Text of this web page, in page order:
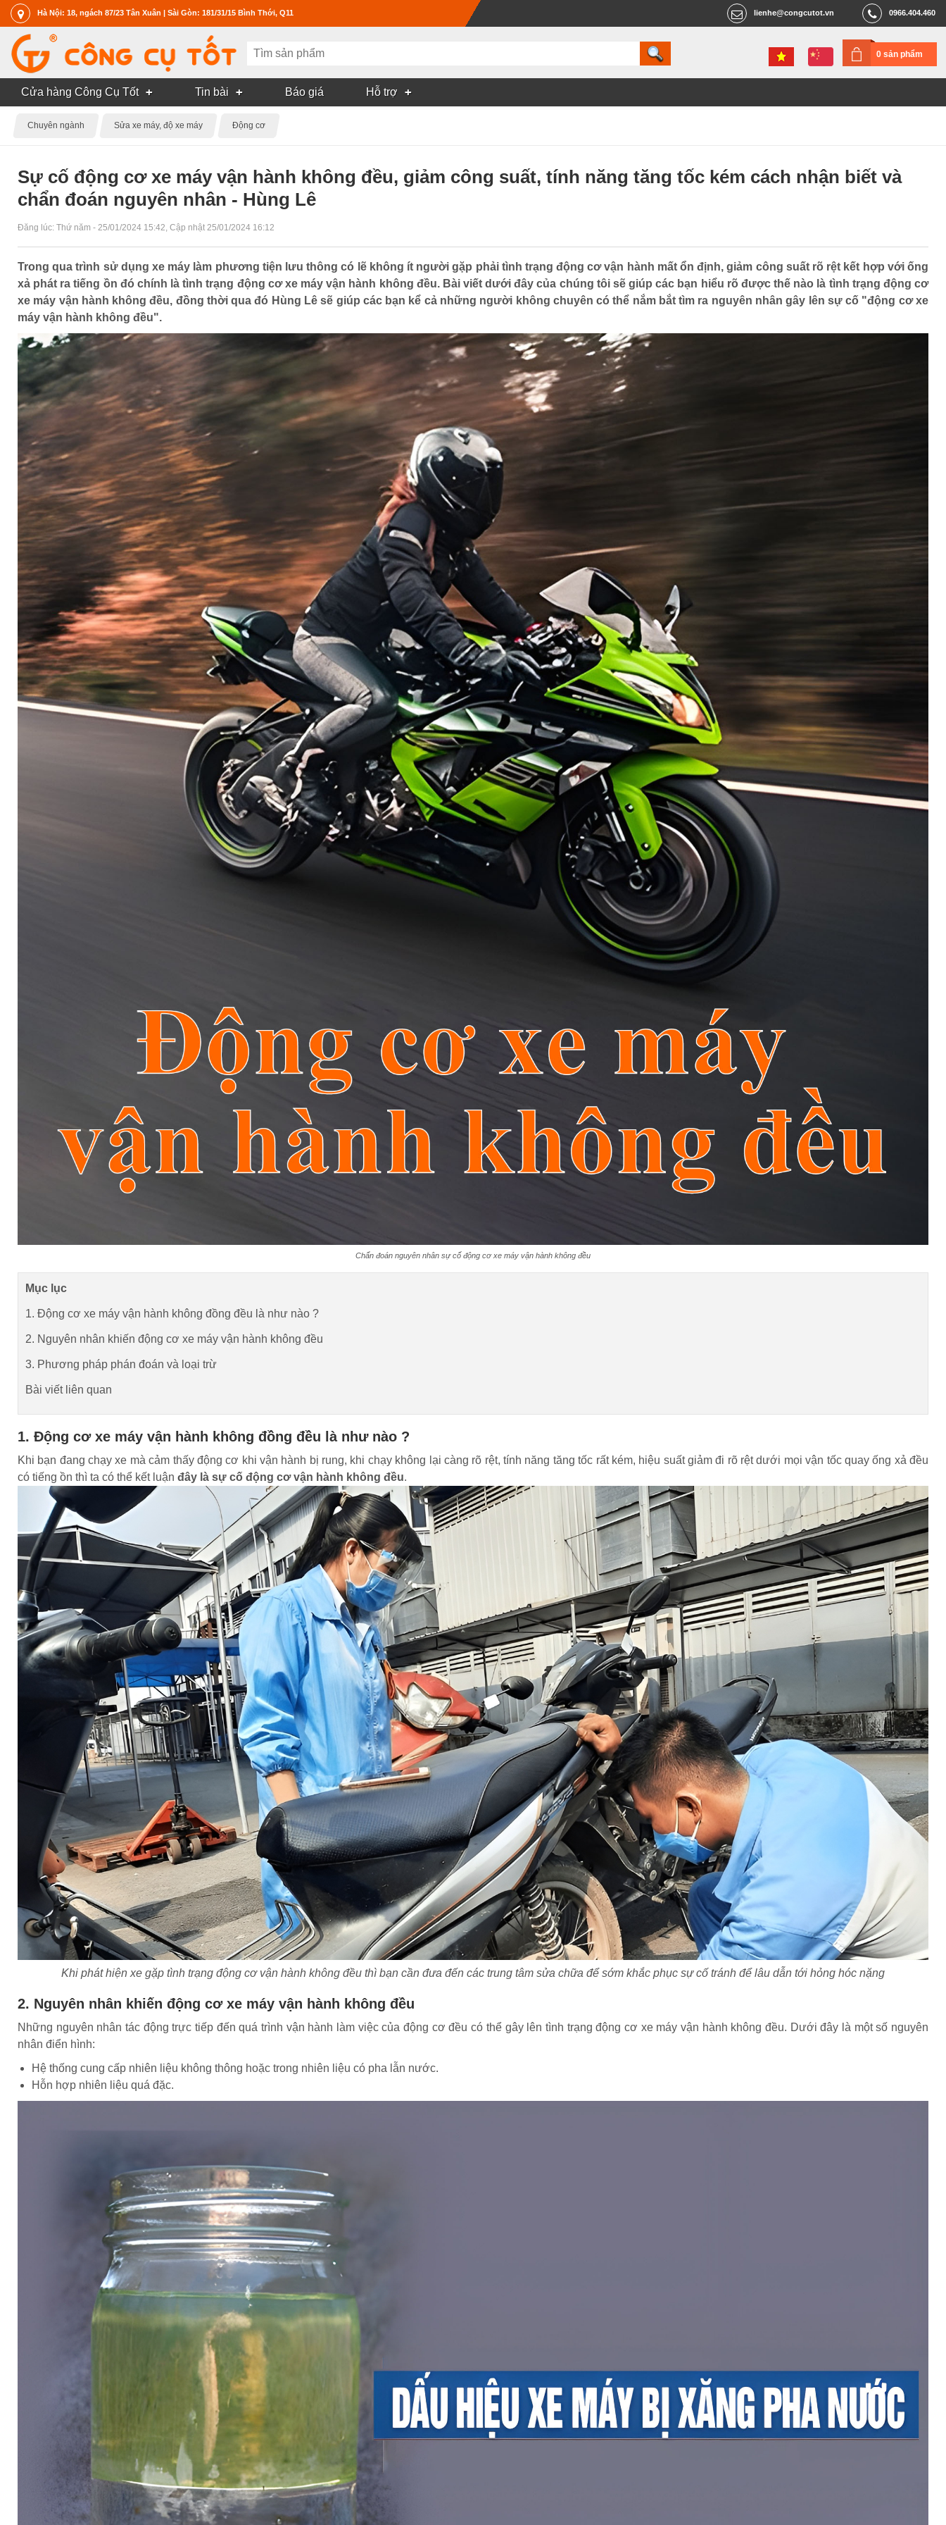
Hà Nội: 18, ngách 87/23 Tân Xuân | Sài Gòn: 181/31/15 Bình Thới, Q11 0966.404.460
lienhe@congcutot.vn
0 sản phẩm
Cửa hàng Công Cụ Tốt Tin bài Báo giá Hỗ trợ
Chuyên ngành Sửa xe máy, độ xe máy Động cơ
Sự cố động cơ xe máy vận hành không đều, giảm công suất, tính năng tăng tốc kém cách nhận biết và
chẩn đoán nguyên nhân - Hùng Lê
Đăng lúc: Thứ năm - 25/01/2024 15:42 , Cập nhật 25/01/2024 16:12
Trong qua trình sử dụng xe máy làm phương tiện lưu thông có lẽ không ít người gặp phải tình trạng động cơ vận hành mất ổn định, giảm công suất rõ rệt kết hợp với ống
xả phát ra tiếng ồn đó chính là tình trạng động cơ xe máy vận hành không đều. Bài viết dưới đây của chúng tôi sẽ giúp các bạn hiểu rõ được thế nào là tình trạng động cơ
xe máy vận hành không đều, đồng thời qua đó Hùng Lê sẽ giúp các bạn kể cả những người không chuyên có thể nắm bắt tìm ra nguyên nhân gây lên sự cố "động cơ xe
máy vận hành không đều".
Chẩn đoán nguyên nhân sự cố động cơ xe máy vận hành không đều
Mục lục
1. Động cơ xe máy vận hành không đồng đều là như nào ?
2. Nguyên nhân khiến động cơ xe máy vận hành không đều
3. Phương pháp phán đoán và loại trừ
Bài viết liên quan
1. Động cơ xe máy vận hành không đồng đều là như nào ?
Khi bạn đang chạy xe mà cảm thấy động cơ khi vận hành bị rung, khi chạy không lại càng rõ rệt, tính năng tăng tốc rất kém, hiệu suất giảm đi rõ rệt dưới mọi vận tốc quay ống xả đều
có tiếng ồn thì ta có thể kết luận đây là sự cố động cơ vận hành không đều.
Khi phát hiện xe gặp tình trạng động cơ vận hành không đều thì bạn cần đưa đến các trung tâm sửa chữa để sớm khắc phục sự cố tránh để lâu dẫn tới hỏng hóc nặng
2. Nguyên nhân khiến động cơ xe máy vận hành không đều
Những nguyên nhân tác động trực tiếp đến quá trình vận hành làm việc của động cơ đều có thể gây lên tình trạng động cơ xe máy vận hành không đều. Dưới đây là một số nguyên
nhân điển hình:
Hệ thống cung cấp nhiên liệu không thông hoặc trong nhiên liệu có pha lẫn nước.
Hỗn hợp nhiên liệu quá đặc.